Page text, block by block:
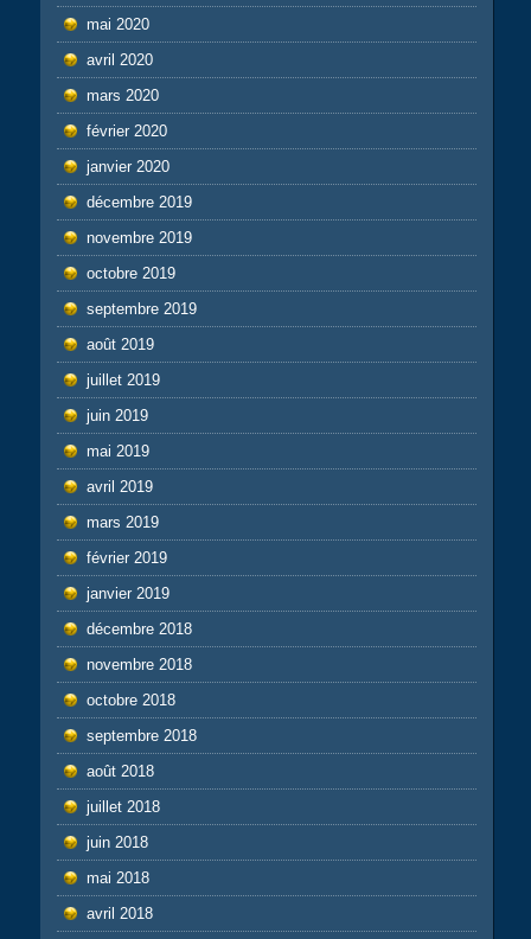
mai 2020
avril 2020
mars 2020
février 2020
janvier 2020
décembre 2019
novembre 2019
octobre 2019
septembre 2019
août 2019
juillet 2019
juin 2019
mai 2019
avril 2019
mars 2019
février 2019
janvier 2019
décembre 2018
novembre 2018
octobre 2018
septembre 2018
août 2018
juillet 2018
juin 2018
mai 2018
avril 2018